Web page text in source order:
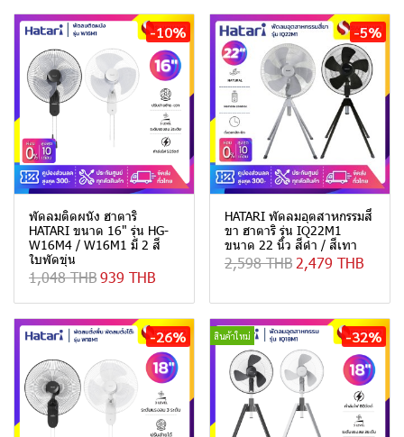
-10%
พัดลมติดผนัง ฮาตาริ
HATARI ขนาด 16" รุ่น HG-
W16M4 / W16M1 มี 2 สี
ใบพัดขุ่น
1,048 THB939 THB
-5%
HATARI พัดลมอุตสาหกรรมสี่
ขา ฮาตาริ รุ่น IQ22M1
ขนาด 22 นิ้ว สีดำ / สีเทา
2,598 THB 2,479 THB
-26% สินค้าใหม่ -32%